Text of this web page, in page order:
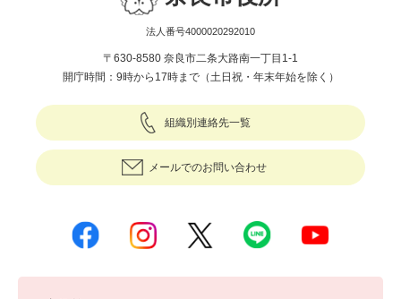
法人番号4000020292010
〒630-8580 奈良市二条大路南一丁目1-1
開庁時間：9時から17時まで（土日祝・年末年始を除く）
組織別連絡先一覧
メールでのお問い合わせ